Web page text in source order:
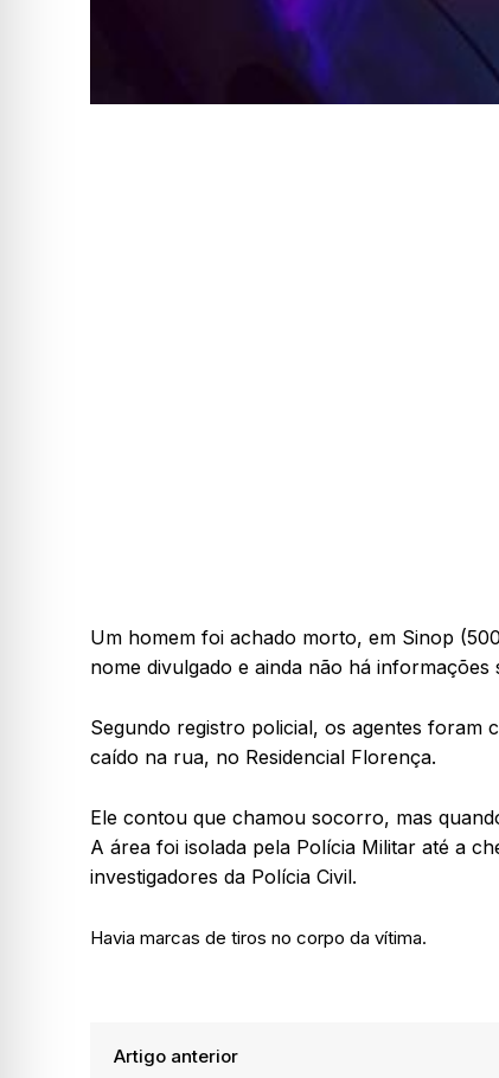
Um homem foi achado morto, em Sinop
nome divulgado e ainda não há informações
Segundo registro policial, os agentes foram
caído na rua, no Residencial Florença.
Ele contou que chamou socorro, mas
A área foi isolada pela Polícia Militar até a
investigadores da Polícia Civil.
Havia marcas de tiros no corpo da vítima.
Artigo anterior